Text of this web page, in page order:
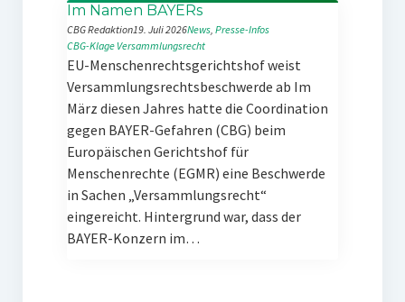
Im Namen BAYERs
CBG Redaktion19. Juli 2026News, Presse-Infos
CBG-Klage Versammlungsrecht
EU-Menschenrechtsgerichtshof weist
Versammlungsrechtsbeschwerde ab Im
März diesen Jahres hatte die Coordination
gegen BAYER-Gefahren (CBG) beim
Europäischen Gerichtshof für
Menschenrechte (EGMR) eine Beschwerde
in Sachen „Versammlungsrecht“
eingereicht. Hintergrund war, dass der
BAYER-Konzern im…